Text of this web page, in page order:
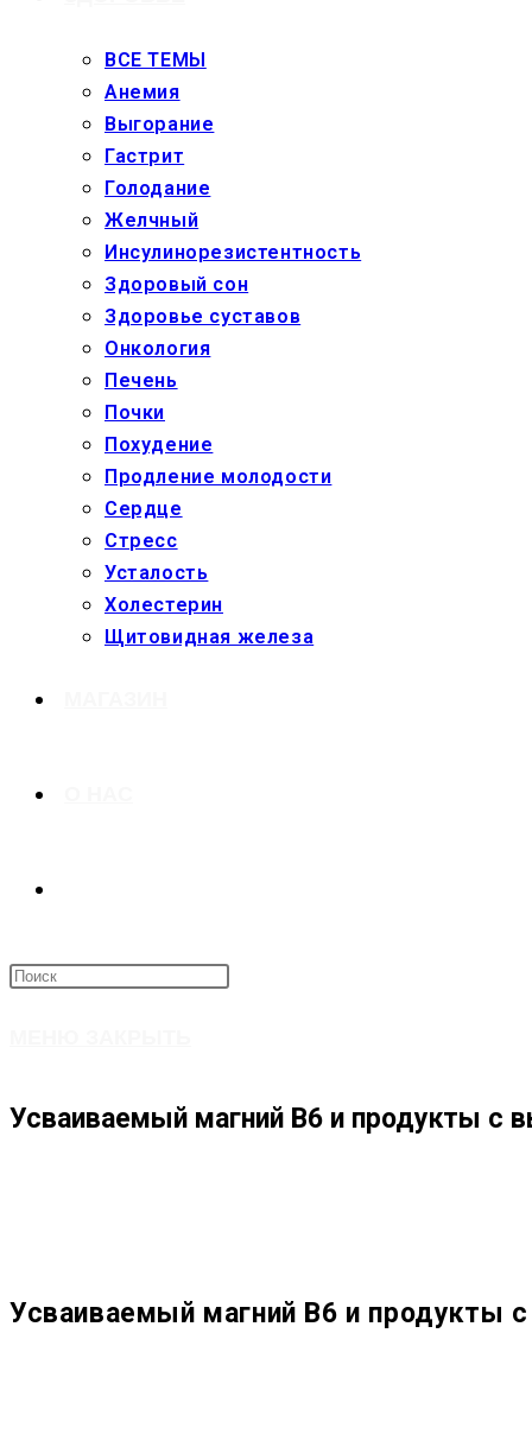
ВСЕ ТЕМЫ
Анемия
Выгорание
Гастрит
Голодание
Желчный
Инсулинорезистентность
Здоровый сон
Здоровье суставов
Онкология
Печень
Почки
Похудение
Продление молодости
Сердце
Стресс
Усталость
Холестерин
Щитовидная железа
ПОИСК
Усваиваемый магний В6 и продукты с
Усваиваемый магний В6 и продукты